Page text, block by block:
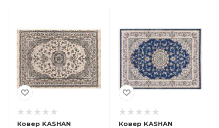
Ковер KASHAN
Ковер KASHAN